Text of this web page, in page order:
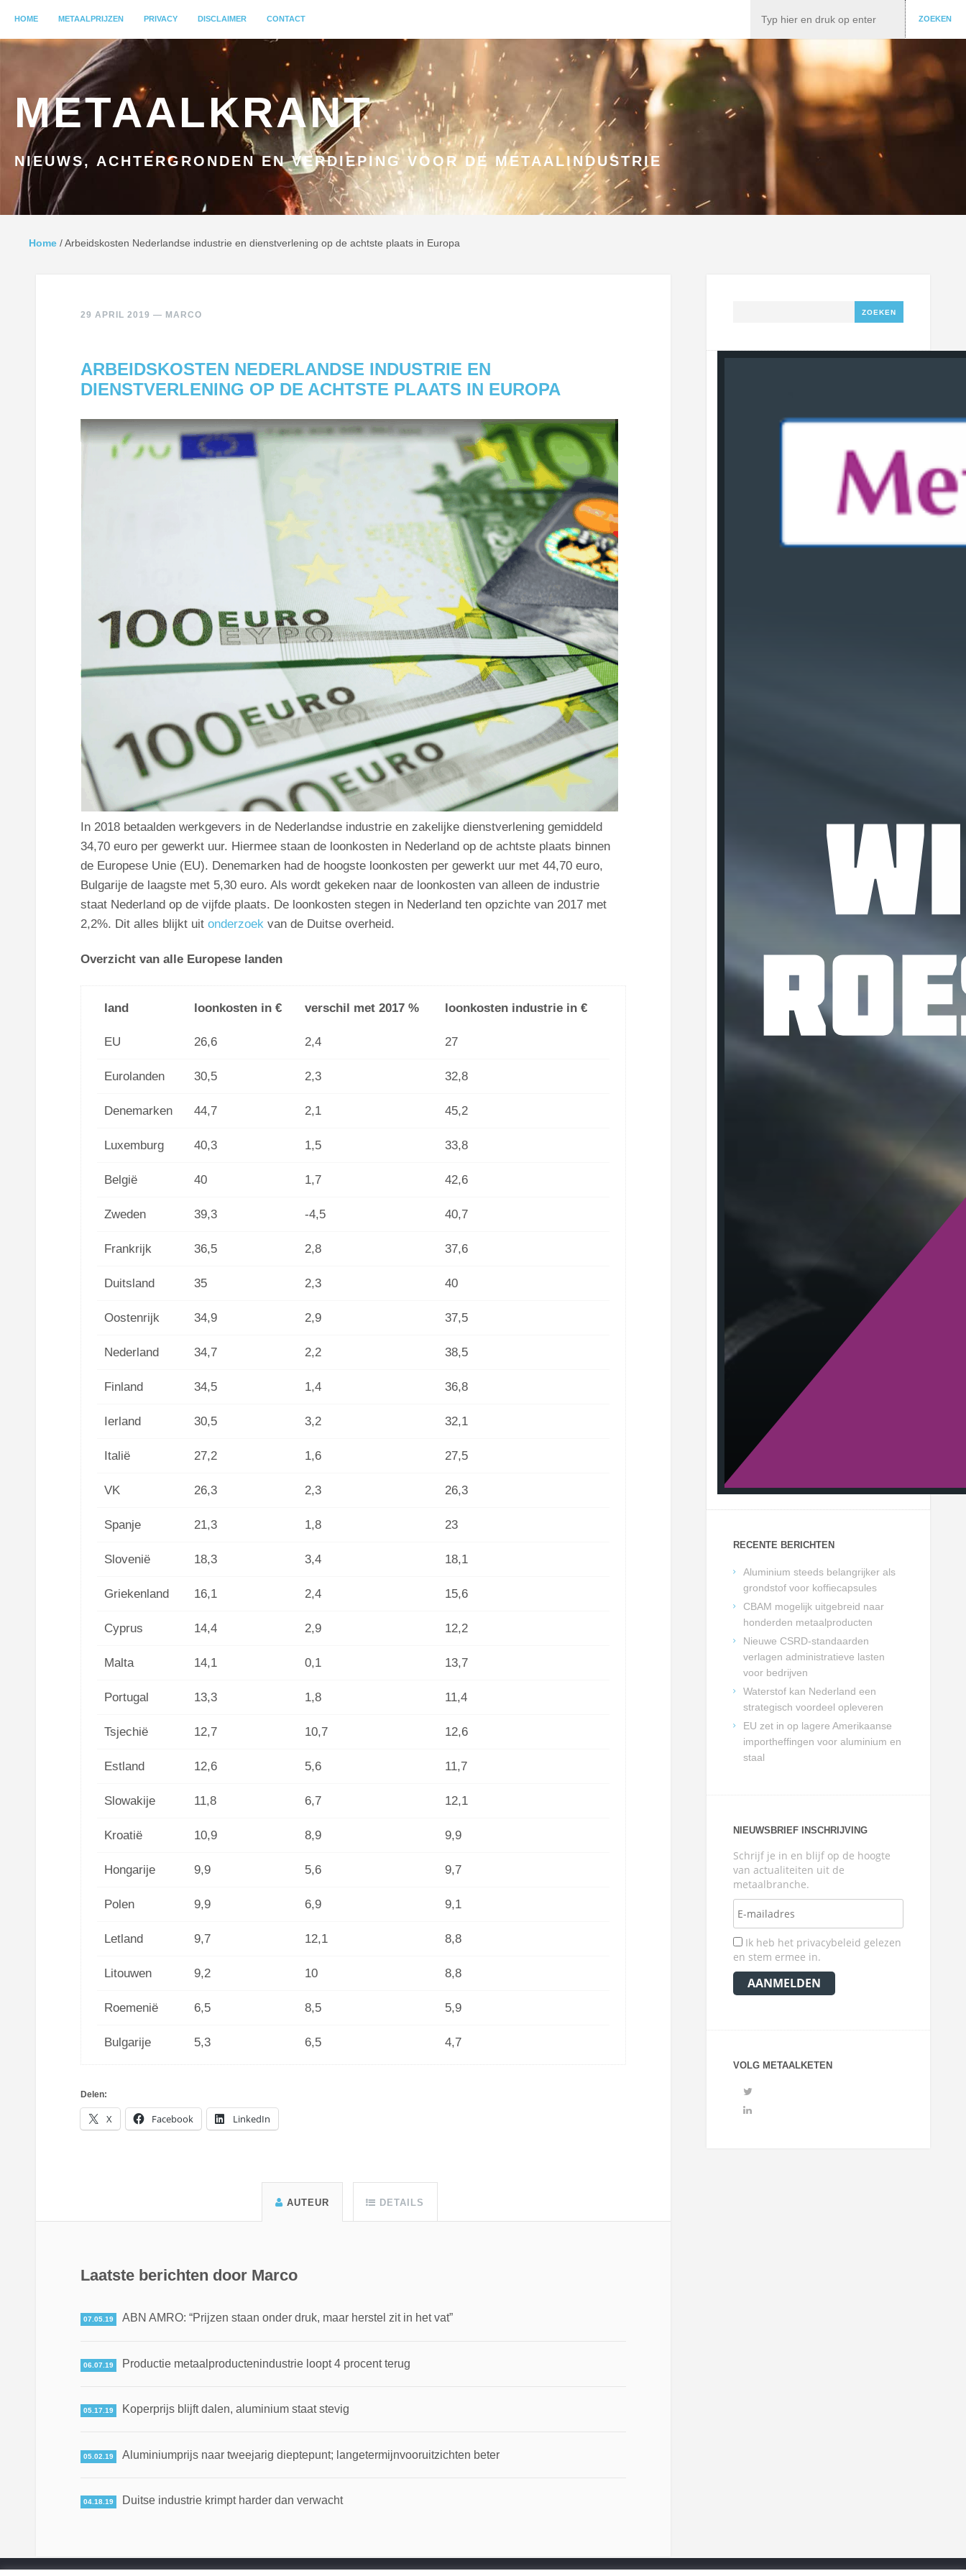
GA NAAR INHOUD
HOME METAALPRIJZEN PRIVACY DISCLAIMER CONTACT ZOEKEN
METAALKRANT
NIEUWS, ACHTERGRONDEN EN VERDIEPING VOOR DE METAALINDUSTRIE
Home /Arbeidskosten Nederlandse industrie en dienstverlening op de achtste plaats in Europa
29 APRIL 2019 — MARCO
ARBEIDSKOSTEN NEDERLANDSE INDUSTRIE EN
DIENSTVERLENING OP DE ACHTSTE PLAATS IN EUROPA
In 2018 betaalden werkgevers in de Nederlandse industrie en zakelijke dienstverlening gemiddeld
34,70 euro per gewerkt uur. Hiermee staan de loonkosten in Nederland op de achtste plaats binnen
de Europese Unie (EU). Denemarken had de hoogste loonkosten per gewerkt uur met 44,70 euro,
Bulgarije de laagste met 5,30 euro. Als wordt gekeken naar de loonkosten van alleen de industrie
staat Nederland op de vijfde plaats. De loonkosten stegen in Nederland ten opzichte van 2017 met
2,2%. Dit alles blijkt uit onderzoek van de Duitse overheid.
Overzicht van alle Europese landen
land loonkosten in € verschil met 2017 % loonkosten industrie in €
EU 26,6 2,4 27
Eurolanden 30,5 2,3 32,8
Denemarken 44,7 2,1 45,2
Luxemburg 40,3 1,5 33,8
België 40 1,7 42,6
Zweden 39,3 -4,5 40,7
Frankrijk 36,5 2,8 37,6
Duitsland 35 2,3 40
Oostenrijk 34,9 2,9 37,5
Nederland 34,7 2,2 38,5
Finland 34,5 1,4 36,8
Ierland 30,5 3,2 32,1
Italië 27,2 1,6 27,5
VK 26,3 2,3 26,3
Spanje 21,3 1,8 23
Slovenië 18,3 3,4 18,1
Griekenland 16,1 2,4 15,6
Cyprus 14,4 2,9 12,2
Malta 14,1 0,1 13,7
Portugal 13,3 1,8 11,4
Tsjechië 12,7 10,7 12,6
Estland 12,6 5,6 11,7
Slowakije 11,8 6,7 12,1
Kroatië 10,9 8,9 9,9
Hongarije 9,9 5,6 9,7
Polen 9,9 6,9 9,1
Letland 9,7 12,1 8,8
Litouwen 9,2 10 8,8
Roemenië 6,5 8,5 5,9
Bulgarije 5,3 6,5 4,7
Delen:
X Facebook LinkedIn
AUTEUR DETAILS
Laatste berichten door Marco
07.05.19 ABN AMRO: “Prijzen staan onder druk, maar herstel zit in het vat”
06.07.19 Productie metaalproductenindustrie loopt 4 procent terug
05.17.19 Koperprijs blijft dalen, aluminium staat stevig
05.02.19 Aluminiumprijs naar tweejarig dieptepunt; langetermijnvooruitzichten beter
04.18.19 Duitse industrie krimpt harder dan verwacht
RECENTE BERICHTEN
Aluminium steeds belangrijker als
grondstof voor koffiecapsules
CBAM mogelijk uitgebreid naar
honderden metaalproducten
Nieuwe CSRD-standaarden
verlagen administratieve lasten
voor bedrijven
Waterstof kan Nederland een
strategisch voordeel opleveren
EU zet in op lagere Amerikaanse
importheffingen voor aluminium en
staal
NIEUWSBRIEF INSCHRIJVING
Schrijf je in en blijf op de hoogte
van actualiteiten uit de
metaalbranche.
Ik heb het privacybeleid gelezen
en stem ermee in.
VOLG METAALKETEN